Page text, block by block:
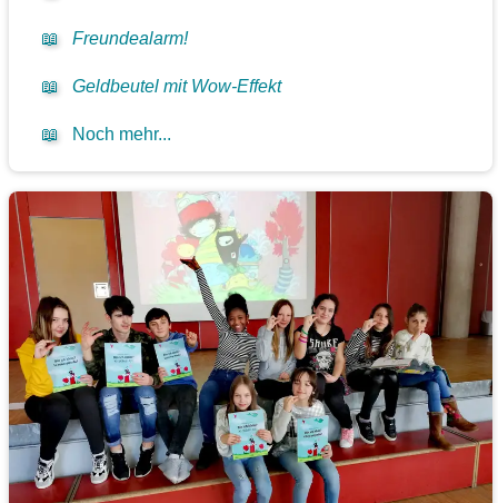
📖 Freundealarm!
📖 Geldbeutel mit Wow-Effekt
📖 Noch mehr...